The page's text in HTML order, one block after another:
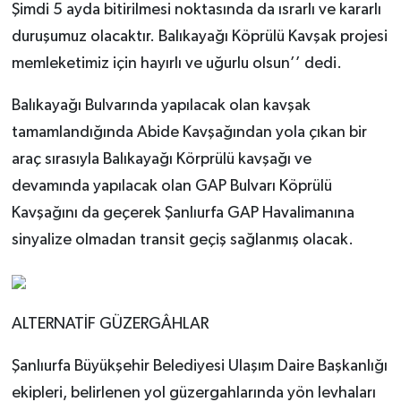
Şimdi 5 ayda bitirilmesi noktasında da ısrarlı ve kararlı
duruşumuz olacaktır. Balıkayağı Köprülü Kavşak projesi
memleketimiz için hayırlı ve uğurlu olsun’’ dedi.
Balıkayağı Bulvarında yapılacak olan kavşak
tamamlandığında Abide Kavşağından yola çıkan bir
araç sırasıyla Balıkayağı Körprülü kavşağı ve
devamında yapılacak olan GAP Bulvarı Köprülü
Kavşağını da geçerek Şanlıurfa GAP Havalimanına
sinyalize olmadan transit geçiş sağlanmış olacak.
ALTERNATİF GÜZERGÂHLAR
Şanlıurfa Büyükşehir Belediyesi Ulaşım Daire Başkanlığı
ekipleri, belirlenen yol güzergahlarında yön levhaları